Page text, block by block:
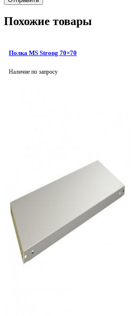
Похожие товары
Полка MS Strong 70×70
Наличие по запросу